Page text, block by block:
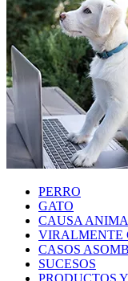
PERRO
GATO
CAUSA
VIRALMENTE
CASOS
SUCESOS
PRODUCTOS